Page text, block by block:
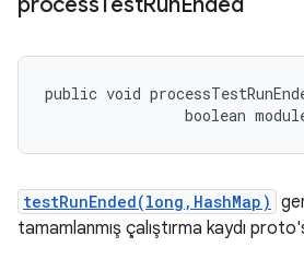
public void
boolean
testRunEnded(long,HashMap)
tamamlanmış çalıştırma kaydı